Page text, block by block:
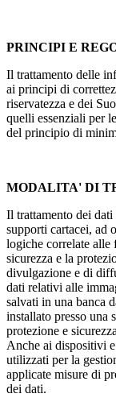
PRINCIPI E
Il trattamento delle
ai principi di
riservatezza e dei
quelli essenziali per
del principio di
MODALITA' DI
Il trattamento dei
supporti cartacei, ad
logiche correlate alle
sicurezza e la
divulgazione e di
dati relativi alle
salvati in una banca
installato presso una
protezione e
Anche ai dispositivi
utilizzati per la
applicate misure di
dei dati.